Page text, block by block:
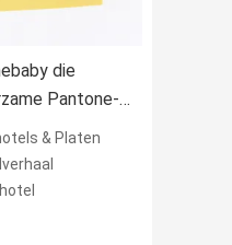
die
Pantone-
& Platen